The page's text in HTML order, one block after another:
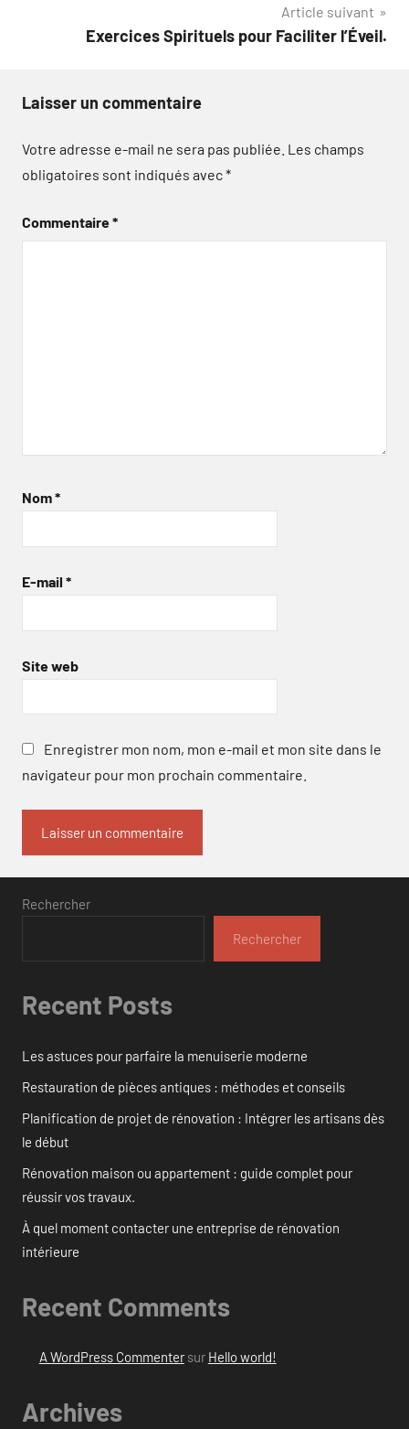
Article suivant
Exercices Spirituels pour Faciliter l’Éveil.
Laisser un commentaire
Votre adresse e-mail ne sera pas publiée. Les champs
obligatoires sont indiqués avec*
Commentaire*
Nom*
E-mail *
Site web
Enregistrer mon nom, mon e-mail et mon site dans le
navigateur pour mon prochain commentaire.
Rechercher
Rechercher
Recent Posts
Les astuces pour parfaire la menuiserie moderne
Restauration de pièces antiques : méthodes et conseils
Planification de projet de rénovation : Intégrer les artisans dès
le début
Rénovation maison ou appartement : guide complet pour
réussir vos travaux.
À quel moment contacter une entreprise de rénovation
intérieure
Recent Comments
A WordPress Commentersur Hello world!
Archives